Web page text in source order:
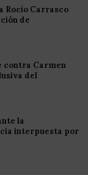
Rocío Carrasco
de
contra Carmen
del
la
interpuesta por